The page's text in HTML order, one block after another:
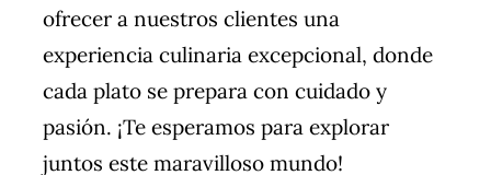
ofrecer a nuestros clientes una
experiencia culinaria excepcional, donde
cada plato se prepara con cuidado y
pasión. ¡Te esperamos para explorar
juntos este maravilloso mundo!